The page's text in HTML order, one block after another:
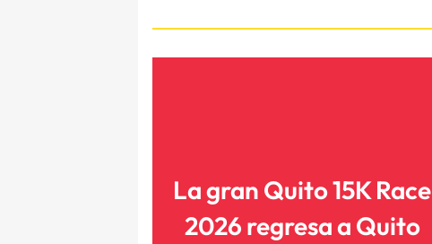
La gran Quito 15K Race
2026 regresa a Quito